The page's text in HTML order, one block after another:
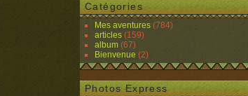
Catégories
Mes aventures (784)
articles (159)
album (67)
Bienvenue (2)
Photos Express